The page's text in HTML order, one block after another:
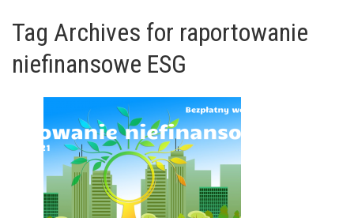
Tag Archives for raportowanie
niefinansowe ESG